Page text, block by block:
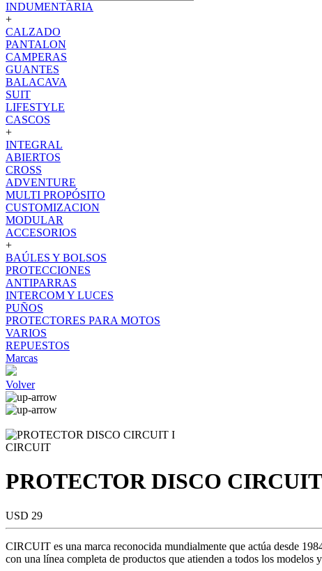
INDUMENTARIA
+
CALZADO
PANTALON
CAMPERAS
GUANTES
BALACAVA
SUIT
LIFESTYLE
CASCOS
+
INTEGRAL
ABIERTOS
CROSS
ADVENTURE
MULTI PROPÓSITO
CUSTOMIZACION
MODULAR
ACCESORIOS
+
BAÚLES Y BOLSOS
PROTECCIONES
ANTIPARRAS
INTERCOM Y LUCES
PUÑOS
PROTECTORES PARA MOTOS
VARIOS
REPUESTOS
Marcas
Volver
CIRCUIT
PROTECTOR DISCO
USD 29
CIRCUIT es una marca reconocida mundialmente que actúa desde
con una línea completa de productos que atienden a todos los modelos